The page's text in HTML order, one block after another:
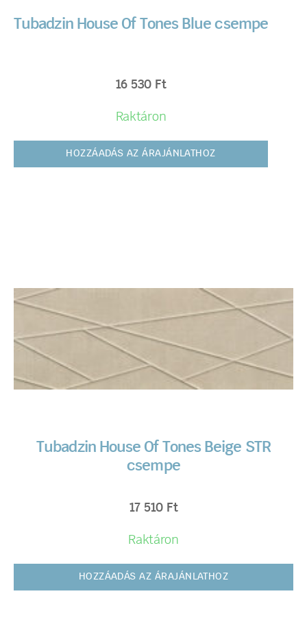
Tubadzin House Of Tones Blue csempe
16 530 Ft
Raktáron
HOZZÁADÁS AZ ÁRAJÁNLATHOZ
Tubadzin House Of Tones Beige STR
csempe
17 510 Ft
Raktáron
HOZZÁADÁS AZ ÁRAJÁNLATHOZ